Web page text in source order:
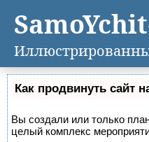
Как продвинуть сайт
Вы создали или только
целый комплекс